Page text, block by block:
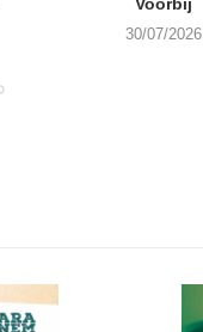
30/07/2026